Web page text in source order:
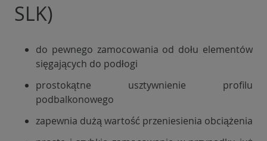
SLK)
do pewnego zamocowania od dołu elementów
sięgających do podłogi
prostokątne usztywnienie profilu
podbalkonowego
zapewnia dużą wartość przeniesienia obciążenia